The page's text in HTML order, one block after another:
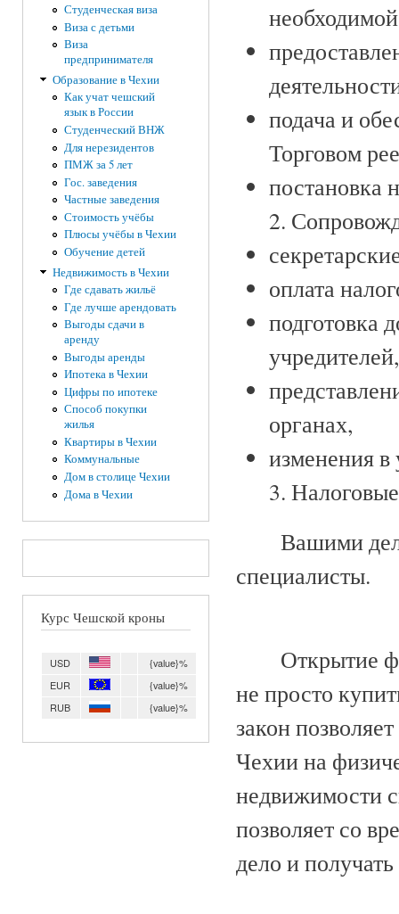
Студенческая виза
Виза с детьми
Виза
предпринимателя
Образование в Чехии
Как учат чешский
язык в России
Студенческий ВНЖ
Для нерезидентов
ПМЖ за 5 лет
Гос. заведения
Частные заведения
Стоимость учёбы
Плюсы учёбы в Чехии
Обучение детей
Недвижимость в Чехии
Где сдавать жильё
Где лучше арендовать
Выгоды сдачи в
аренду
Выгоды аренды
Ипотека в Чехии
Цифры по ипотеке
Способ покупки
жилья
Квартиры в Чехии
Коммунальные
Дом в столице Чехии
Дома в Чехии
Курс Чешской кроны
USD
{value}%
EUR
{value}%
RUB
{value}%
подача и
Торговом
постановка
2.
оплата
подготовка
учредителей,
органах,
изменения
3.
Вашими
специалисты.
Открытие
не просто
закон
Чехии на
недвижимости
позволяет со
дело и